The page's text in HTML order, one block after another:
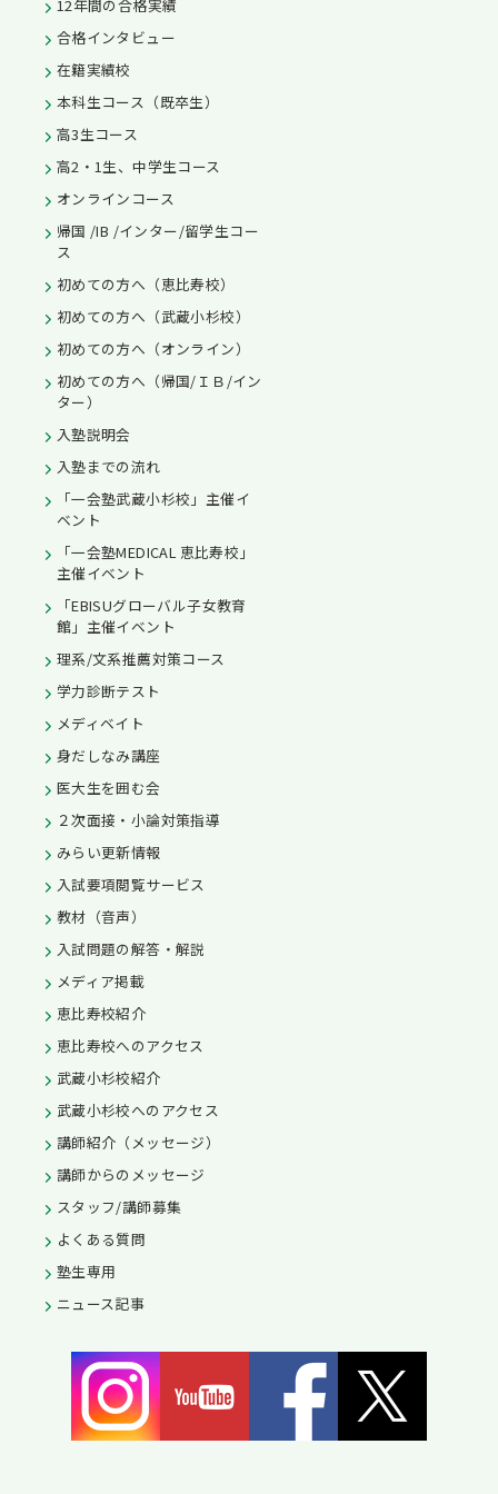
12年間の合格実績
合格インタビュー
在籍実績校
本科生コース（既卒生）
高3生コース
高2・1生、中学生コース
オンラインコース
帰国 /IB /インター/留学生コー
ス
初めての方へ（恵比寿校）
初めての方へ（武蔵小杉校）
初めての方へ（オンライン）
初めての方へ（帰国/ＩＢ/イン
ター）
入塾説明会
入塾までの流れ
「一会塾武蔵小杉校」主催イ
ベント
「一会塾MEDICAL 恵比寿校」
主催イベント
「EBISUグローバル子女教育
館」主催イベント
理系/文系推薦対策コース
学力診断テスト
メディベイト
身だしなみ講座
医大生を囲む会
２次面接・小論対策指導
みらい更新情報
入試要項閲覧サービス
教材（音声）
入試問題の解答・解説
メディア掲載
恵比寿校紹介
恵比寿校へのアクセス
武蔵小杉校紹介
武蔵小杉校へのアクセス
講師紹介（メッセージ）
講師からのメッセージ
スタッフ/講師募集
よくある質問
塾生専用
ニュース記事